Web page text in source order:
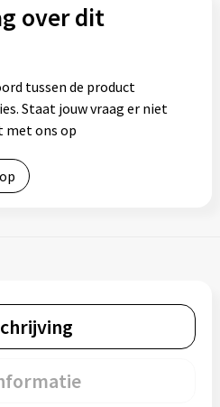
over dit
tussen de product
Staat jouw vraag er niet
met ons op